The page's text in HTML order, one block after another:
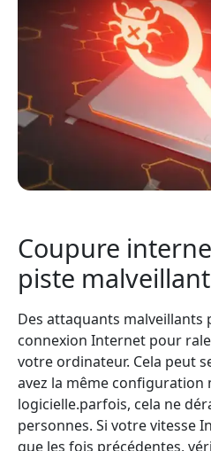
Coupure
piste
Des attaquants
connexion Internet pour
votre ordinateur. Cela peut
avez la même configuration
logicielle.parfois, cela ne
personnes. Si votre vitesse
que les fois précédentes,